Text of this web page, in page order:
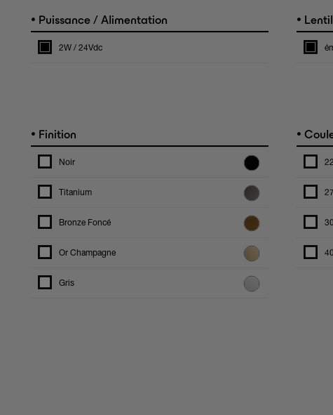
• Puissance / Alimentation
2W / 24Vdc
•
• Finition
Noir
Titanium
Bronze Foncé
Or Champagne
Gris
•